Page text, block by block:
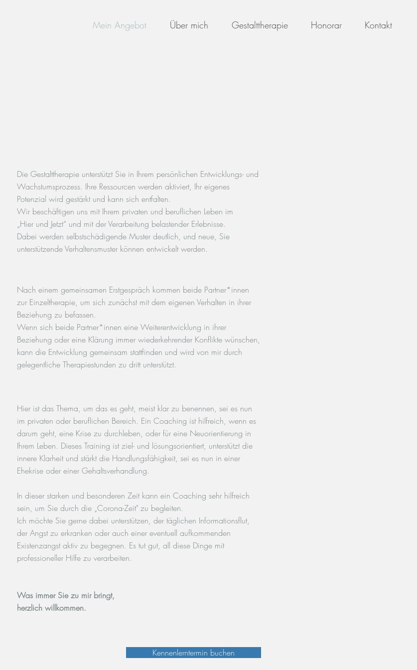
Mein Angebot Über mich Gestalttherapie Honorar Kontakt
Die Gestalttherapie unterstützt Sie in Ihrem persönlichen Entwicklungs- und
Wachstumsprozess. Ihre Ressourcen werden aktiviert, Ihr eigenes
Potenzial wird gestärkt und kann sich entfalten.
Wir beschäftigen uns mit Ihrem privaten und beruflichen Leben im
„Hier und Jetzt“ und mit der Verarbeitung belastender Erlebnisse.
Dabei werden selbstschädigende Muster deutlich, und neue, Sie
unterstützende Verhaltensmuster können entwickelt werden.
Nach einem gemeinsamen Erstgespräch kommen beide Partner*innen
zur Einzeltherapie, um sich zunächst mit dem eigenen Verhalten in ihrer
Beziehung zu befassen.
Wenn sich beide Partner*innen eine Weiterentwicklung in ihrer
Beziehung oder eine Klärung immer wiederkehrender Konflikte wünschen,
kann die Entwicklung gemeinsam stattfinden und wird von mir durch
gelegentliche Therapiestunden zu dritt unterstützt.
Hier ist das Thema, um das es geht, meist klar zu benennen, sei es nun
im privaten oder beruflichen Bereich. Ein Coaching ist hilfreich, wenn es
darum geht, eine Krise zu durchleben, oder für eine Neuorientierung in
Ihrem Leben. Dieses Training ist ziel- und lösungsorientiert, unterstützt die
innere Klarheit und stärkt die Handlungsfähigkeit, sei es nun in einer
Ehekrise oder einer Gehaltsverhandlung.
In dieser starken und besonderen Zeit kann ein Coaching sehr hilfreich
sein, um Sie durch die „Corona-Zeit" zu begleiten.
Ich möchte Sie gerne dabei unterstützen, der täglichen Informationsflut,
der Angst zu erkranken oder auch einer eventuell aufkommenden
Existenzangst aktiv zu begegnen. Es tut gut, all diese Dinge mit
professioneller Hilfe zu verarbeiten.
Was immer Sie zu mir bringt,
herzlich willkommen.
Kennenlerntermin buchen